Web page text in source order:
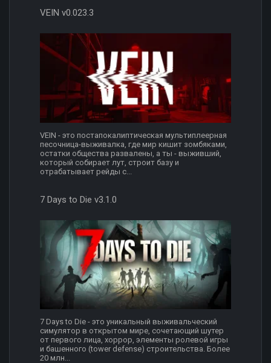
VEIN v0.023.3
VEIN - это постапокалиптическая мультиплеерная
песочница-выживалка, где мир кишит зомбяками,
остатки общества развалены, а ты - выживший,
который собирает лут, строит базу и
отрабатывает рейды с...
7 Days to Die v3.1.0
7 Days to Die - это уникальный выживальческий
симулятор в открытом мире, сочетающий шутер
от первого лица, хоррор, элементы ролевой игры
и башенного (tower defense) строительства. Более
20 млн...